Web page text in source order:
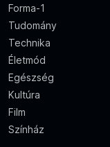
Forma-1
Tudomány
Technika
Életmód
Egészség
Kultúra
Film
Színház